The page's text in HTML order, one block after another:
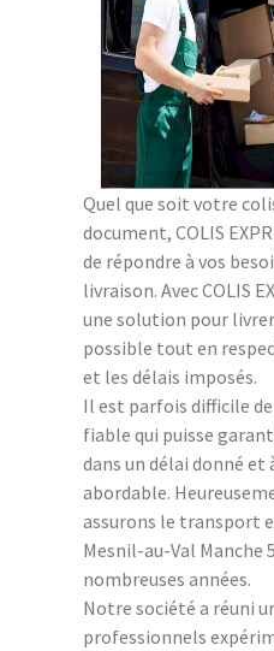
Quel que soit votre
document, COLIS
de répondre à vos
livraison. Avec COLIS
une solution pour
possible tout en
et les délais imposés.
Il est parfois difficile
fiable qui puisse
dans un délai donné
abordable.
assurons le transport
Mesnil-au-Val Manche
nombreuses années.
Notre société a réuni
professionnels